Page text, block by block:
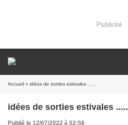
Publicité
Accueil » idées de sorties estivales .....
idées de sorties estivales .....
Publié le 12/07/2022 à 02:56